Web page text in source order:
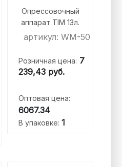
Опрессовочный
аппарат TIM 13л.
артикул: WM-50
Розничная цена: 7
239,43 руб.
Оптовая цена:
6067.34
В упаковке: 1